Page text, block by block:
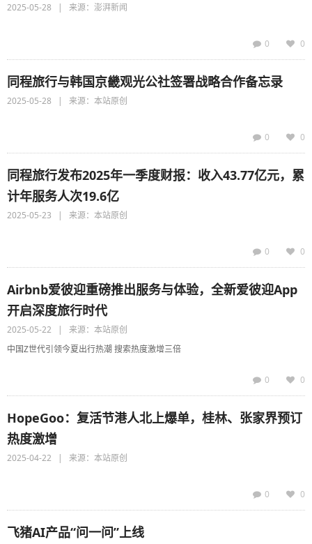
2025-05-28 | 来源：澎湃新闻
0 0
同程旅行与韩国京畿观光公社签署战略合作备忘录
2025-05-28 | 来源：本站原创
0 0
同程旅行发布2025年一季度财报：收入43.77亿元，累
计年服务人次19.6亿
2025-05-23 | 来源：本站原创
0 0
Airbnb爱彼迎重磅推出服务与体验，全新爱彼迎App
开启深度旅行时代
2025-05-22 | 来源：本站原创
中国Z世代引领今夏出行热潮 搜索热度激增三倍
0 0
HopeGoo：复活节港人北上爆单，桂林、张家界预订
热度激增
2025-04-22 | 来源：本站原创
0 0
飞猪AI产品“问一问”上线